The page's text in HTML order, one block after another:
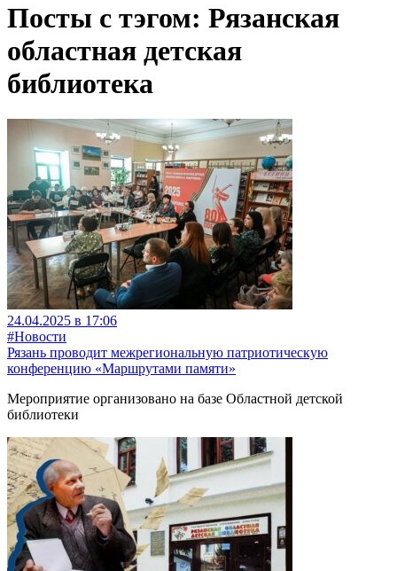
Посты с тэгом: Рязанская
областная детская
библиотека
24.04.2025 в 17:06
#Новости
Рязань проводит межрегиональную патриотическую
конференцию «Маршрутами памяти»
Мероприятие организовано на базе Областной детской
библиотеки